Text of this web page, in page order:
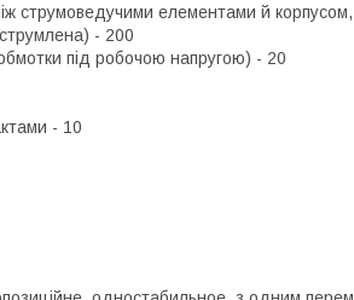
струмоведучими елементами й
- 200
під робочою напругою) - 20
- 10